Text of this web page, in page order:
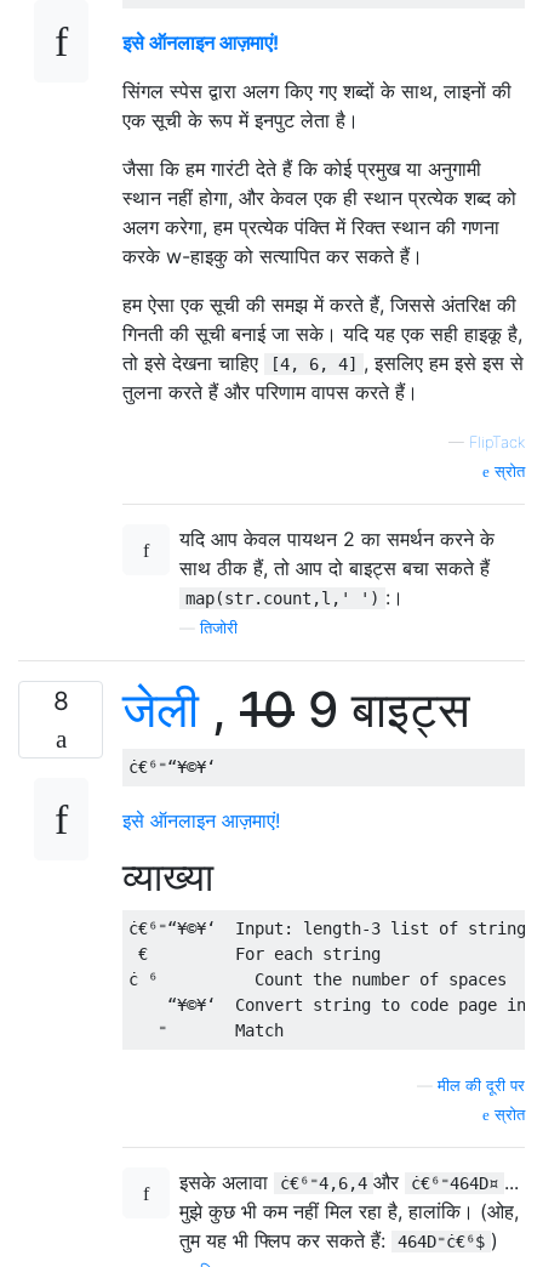
इसे ऑनलाइन आज़माएं!
सिंगल स्पेस द्वारा अलग किए गए शब्दों के साथ, लाइनों की
एक सूची के रूप में इनपुट लेता है।
जैसा कि हम गारंटी देते हैं कि कोई प्रमुख या अनुगामी
स्थान नहीं होगा, और केवल एक ही स्थान प्रत्येक शब्द को
अलग करेगा, हम प्रत्येक पंक्ति में रिक्त स्थान की गणना
करके w-हाइकु को सत्यापित कर सकते हैं।
हम ऐसा एक सूची की समझ में करते हैं, जिससे अंतरिक्ष की
गिनती की सूची बनाई जा सके। यदि यह एक सही हाइकू है,
तो इसे देखना चाहिए
[4, 6, 4]
, इसलिए हम इसे इस से
तुलना करते हैं और परिणाम वापस करते हैं।
— FlipTack
स्रोत
यदि आप केवल पायथन 2 का समर्थन करने के
साथ ठीक हैं, तो आप दो बाइट्स बचा सकते हैं
map(str.count,l,' ') :।
—तिजोरी
8 जेली, 10 9 बाइट्स
इसे ऑनलाइन आज़माएं!
व्याख्या
ċ€⁶⁼“¥©¥‘  Input: length-3 list of strings
€         For each string
ċ ⁶          Count the number of spaces
“¥©¥‘  Convert string to code page
—मील की दूरी पर
स्रोत
इसके अलावा ċ€⁶⁼4,6,4 और ċ€⁶⁼464D¤ ...
मुझे कुछ भी कम नहीं मिल रहा है, हालांकि। (ओह,
तुम यह भी फ्लिप कर सकते हैं:
464D⁼ċ€⁶$ )